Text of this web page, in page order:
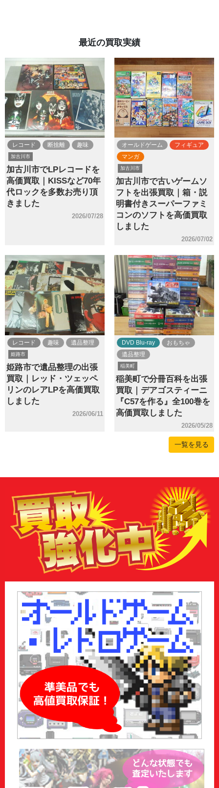
最近の買取実績
レコード 断捨離 趣味
加古川市
加古川市でLPレコードを
高価買取｜KISSなど70年
代ロックを多数お売り頂
きました
2026/07/28
オールドゲーム
フィギュア
マンガ
加古川市
加古川市で古いゲームソ
フトを出張買取｜箱・説
明書付きスーパーファミ
コンのソフトを高価買取
しました
2026/07/02
レコード 趣味 遺品整理
姫路市
姫路市で遺品整理の出張
買取｜レッド・ツェッペ
リンのレアLPを高価買取
しました
2026/06/11
DVD Blu-ray
おもちゃ
遺品整理
稲美町
稲美町で分冊百科を出張
買取｜デアゴスティーニ
『C57を作る』全100巻を
高価買取しました
2026/05/28
一覧を見る